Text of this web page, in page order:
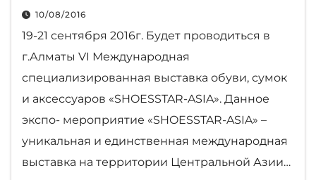
«SHOESSTAR-ASIA».
10/08/2016
19-21 сентября 2016г. Будет проводиться в
г.Алматы VI Международная
специализированная выставка обуви, сумок
и аксессуаров «SHOESSTAR-ASIA». Данное
экспо- мероприятие «SHOESSTAR-ASIA» –
уникальная и единственная международная
выставка на территории Центральной Азии…